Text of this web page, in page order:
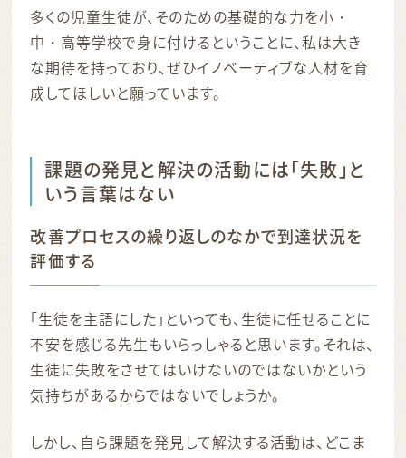
多くの児童生徒が、そのための基礎的な力を小・
中・高等学校で身に付けるということに、私は大き
な期待を持っており、ぜひイノベーティブな人材を育
成してほしいと願っています。
課題の発見と解決の活動には「失敗」と
いう言葉はない
改善プロセスの繰り返しのなかで到達状況を
評価する
「生徒を主語にした」といっても、生徒に任せることに
不安を感じる先生もいらっしゃると思います。それは、
生徒に失敗をさせてはいけないのではないかという
気持ちがあるからではないでしょうか。
しかし、自ら課題を発見して解決する活動は、どこま